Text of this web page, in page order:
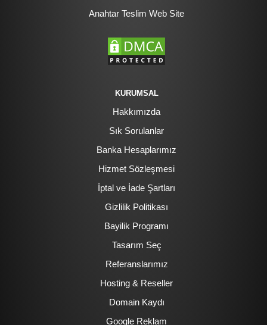
Anahtar Teslim Web Site
KURUMSAL
Hakkımızda
Sık Sorulanlar
Banka Hesaplarımız
Hizmet Sözleşmesi
İptal ve İade Şartları
Gizlilik Politikası
Bayilik Programı
Tasarım Seç
Referanslarımız
Hosting & Reseller
Domain Kaydı
Google Reklam